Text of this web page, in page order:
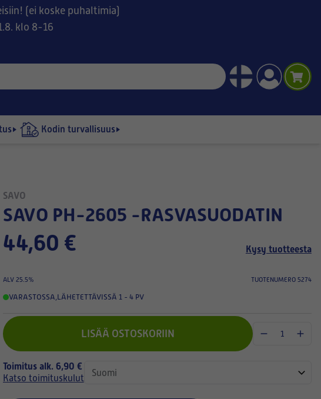
(ei koske puhaltimia)
klo 8-16
Kodin turvallisuus
SAVO
SAVO PH-2605 -RASVASUODATIN
44,60 € Kysy tuotteesta
ALV 25.5% TUOTENUMERO 5274
VARASTOSSA,LÄHETETTÄVISSÄ 1 - 4 PV
LISÄÄ OSTOSKORIIN
Toimitus alk. 6,90 €
Katso toimituskulut